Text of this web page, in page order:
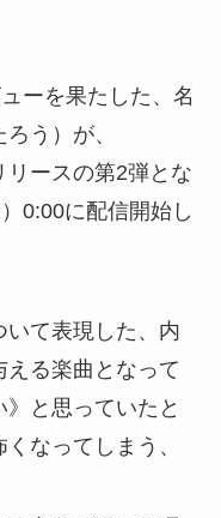
ーを果たした、名
う）が、
リースの第2弾とな
0:00に配信開始し
いて表現した、内
る楽曲となって
と思っていたと
なってしまう、